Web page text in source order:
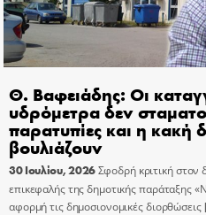
Θ. Βαφειάδης: Οι
υδρόμετρα δεν
παρατυπίες και η κακή
βουλιάζουν
30 Ιουλίου, 2026Σφοδρή κριτική στον
επικεφαλής της δημοτικής παράταξης
αφορμή τις δημοσιονομικές διορθώσεις